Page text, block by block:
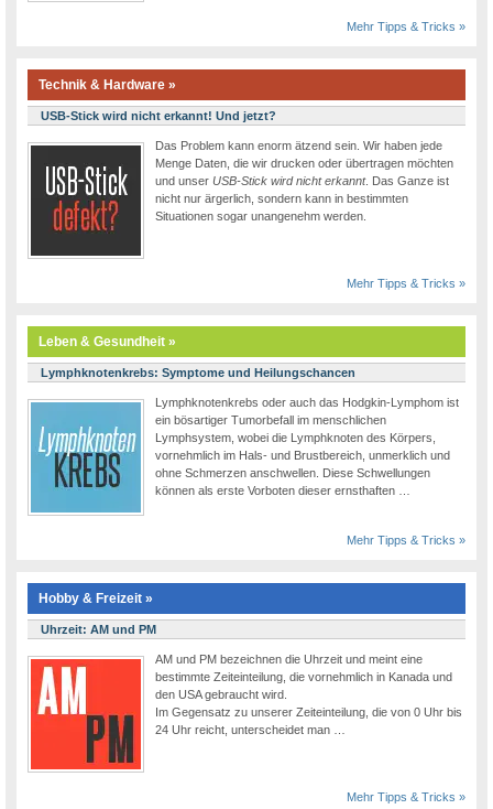
Mehr Tipps & Tricks »
Technik & Hardware »
USB-Stick wird nicht erkannt! Und jetzt?
Das Problem kann enorm ätzend sein. Wir haben jede
Menge Daten, die wir drucken oder übertragen möchten
und unser USB-Stick wird nicht erkannt. Das Ganze ist
nicht nur ärgerlich, sondern kann in bestimmten
Situationen sogar unangenehm werden.
Mehr Tipps & Tricks »
Leben & Gesundheit »
Lymphknotenkrebs: Symptome und Heilungschancen
Lymphknotenkrebs oder auch das Hodgkin-Lymphom ist
ein bösartiger Tumorbefall im menschlichen
Lymphsystem, wobei die Lymphknoten des Körpers,
vornehmlich im Hals- und Brustbereich, unmerklich und
ohne Schmerzen anschwellen. Diese Schwellungen
können als erste Vorboten dieser ernsthaften …
Mehr Tipps & Tricks »
Hobby & Freizeit »
Uhrzeit: AM und PM
AM und PM bezeichnen die Uhrzeit und meint eine
bestimmte Zeiteinteilung, die vornehmlich in Kanada und
den USA gebraucht wird.
Im Gegensatz zu unserer Zeiteinteilung, die von 0 Uhr bis
24 Uhr reicht, unterscheidet man …
Mehr Tipps & Tricks »